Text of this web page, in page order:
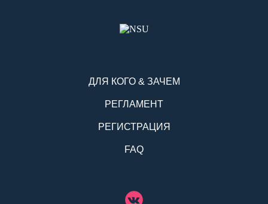
ДЛЯ КОГО & ЗАЧЕМ
РЕГЛАМЕНТ
РЕГИСТРАЦИЯ
FAQ